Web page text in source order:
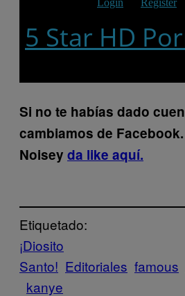
Si no te habías dado
cambiamos de
Noisey da like aquí.
Etiquetado:
¡Diosito
Santo! Editoriales famous
kanye